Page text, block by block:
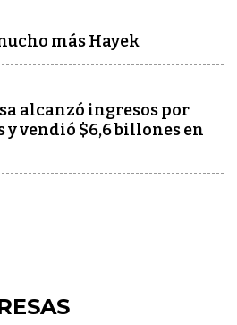
más Hayek
alcanzó ingresos por
y vendió $6,6 billones en